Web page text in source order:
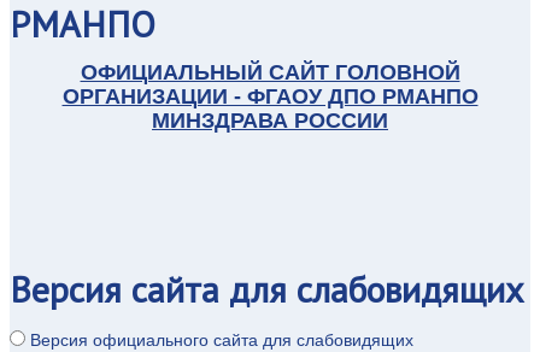
РМАНПО
ОФИЦИАЛЬНЫЙ САЙТ ГОЛОВНОЙ
ОРГАНИЗАЦИИ - ФГАОУ ДПО РМАНПО
МИНЗДРАВА РОССИИ
Версия сайта для слабовидящих
Версия официального сайта для слабовидящих